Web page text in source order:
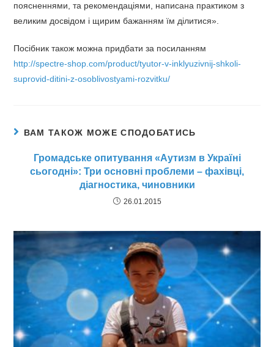
поясненнями, та рекомендаціями, написана практиком з
великим досвідом і щирим бажанням їм ділитися».
Посібник також можна придбати за посиланням
http://spectre-shop.com/product/tyutor-v-inklyuzivnij-shkoli-
suprovid-ditini-z-osoblivostyami-rozvitku/
ВАМ ТАКОЖ МОЖЕ СПОДОБАТИСЬ
Громадське опитування «Аутизм в Україні
сьогодні»: Три основні проблеми – фахівці,
діагностика, чиновники
26.01.2015